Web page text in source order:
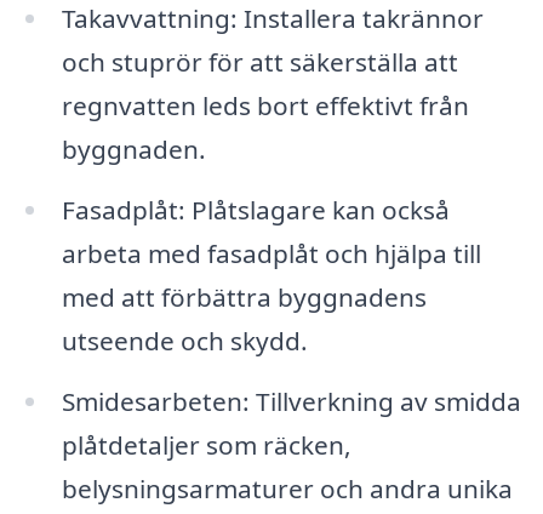
Takavvattning: Installera takrännor
och stuprör för att säkerställa att
regnvatten leds bort effektivt från
byggnaden.
Fasadplåt: Plåtslagare kan också
arbeta med fasadplåt och hjälpa till
med att förbättra byggnadens
utseende och skydd.
Smidesarbeten: Tillverkning av smidda
plåtdetaljer som räcken,
belysningsarmaturer och andra unika